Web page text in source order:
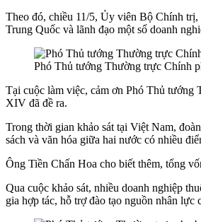
Theo đó, chiều 11/5, Ủy viên Bộ Chính
Trung Quốc và lãnh đạo một số doanh
Phó Thủ tướng Thường trực Chính
Tại cuộc làm việc, cảm ơn Phó Thủ tướng
XIV đã đề ra.
Trong thời gian khảo sát tại Việt Nam,
sách và văn hóa giữa hai nước có nhiều
Ông Tiền Chấn Hoa cho biết thêm, tổng
Qua cuộc khảo sát, nhiều doanh nghiệp
gia hợp tác, hỗ trợ đào tạo nguồn nhân